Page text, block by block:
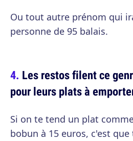
Ou tout autre prénom qui
personne de 95 balais.
Les restos filent ce
pour leurs plats à
Si on te tend un plat
bobun à 15 euros, c'est